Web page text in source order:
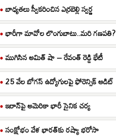
బాధ్యతలు స్వీకరించిన ఎర్రబెల్లి స్వర్ణ
భారీగా మావోల లొంగుబాటు..మరి గణపతి?
ముగిసిన అమిత్ షా – రేవంత్ రెడ్డి భేటీ
25 వేల బోగస్ ఉద్యోగులపై ఫోరెన్సిక్ ఆడిట్
ఇరాన్‌పై అమెరికా భారీ సైనిక చర్య
సంక్షోభం వేళ భారత్‌కు రష్యా భరోసా